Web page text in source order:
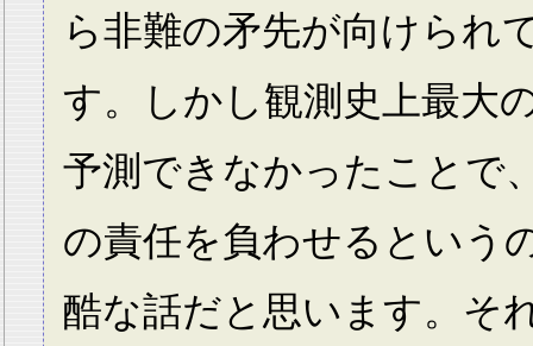
ら非難の矛先が向けられ
す。しかし観測史上最大
予測できなかったことで
の責任を負わせるという
酷な話だと思います。そ